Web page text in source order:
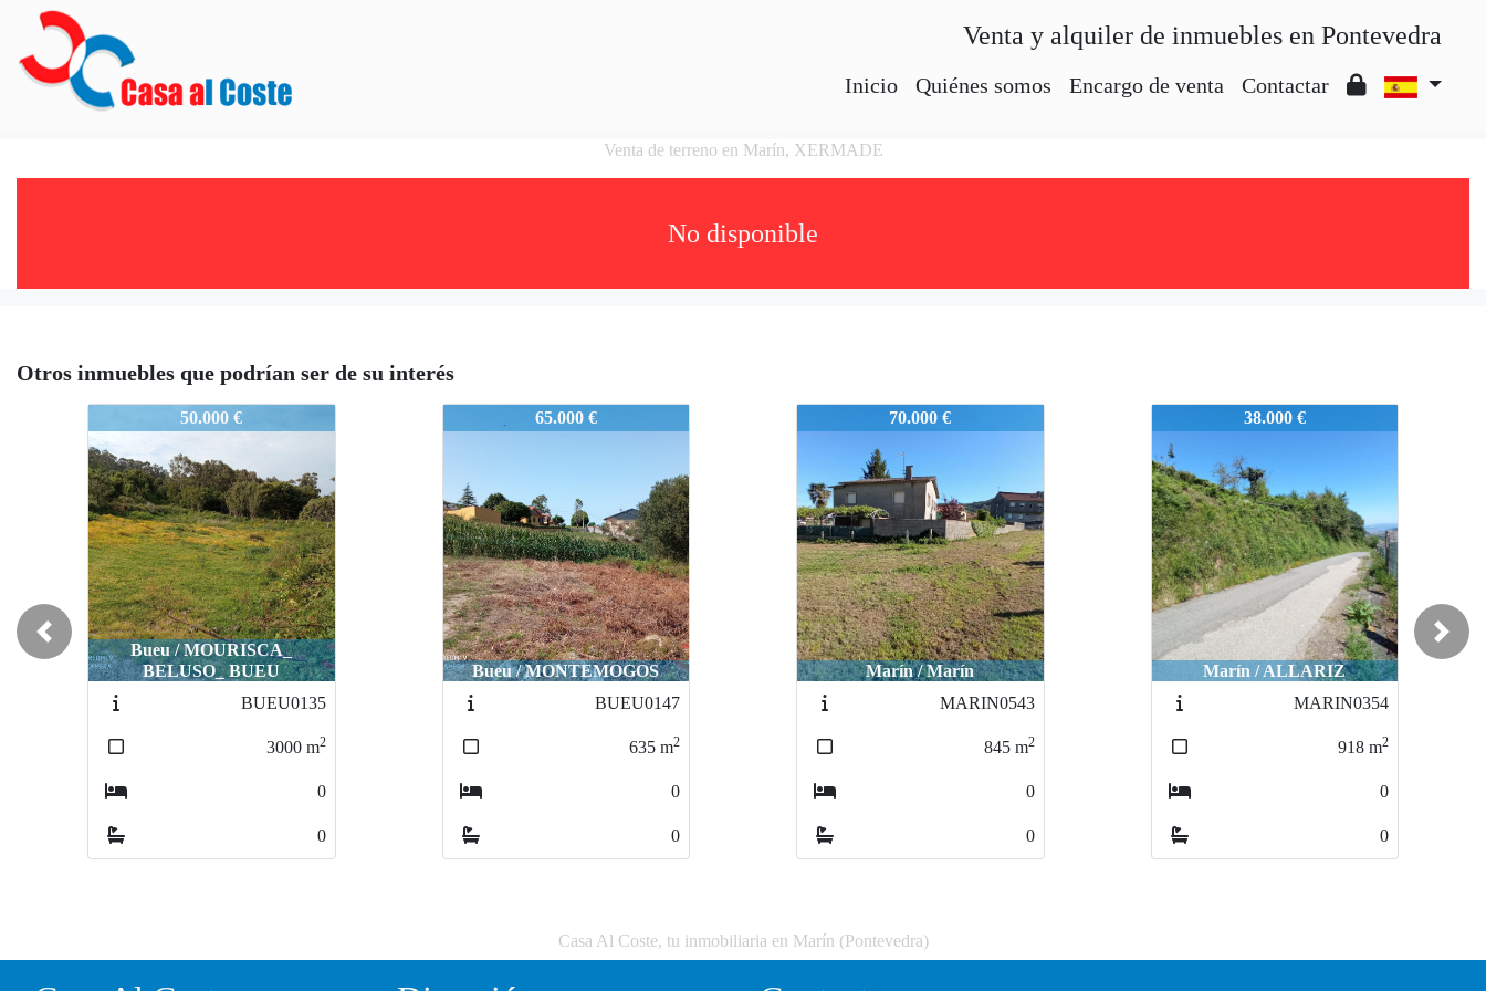
Venta y alquiler de inmuebles en Pontevedra
Inicio Quiénes somos Encargo de venta Contactar
Venta de terreno en Marín, XERMADE
No disponible
Otros inmuebles que podrían ser de su interés
MARIN052850.000 €
Bueu / MOURISCA_
BELUSO_ BUEU
BUEU0135
3000 m2
0
0
MARIN052865.000 €
Bueu / MONTEMOGOS
BUEU0147
635 m2
0
0
MARIN052870.000 €
Marín / Marín
MARIN0543
845 m2
0
0
MARIN052838.000 €
Marín / ALLARIZ
MARIN0354
918 m2
0
0
Previous Next
Casa Al Coste, tu inmobiliaria en Marín (Pontevedra)